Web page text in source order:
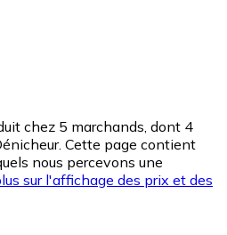
chez 5 marchands, dont 4
Cette page contient
nous percevons une
sur l'affichage des prix et des